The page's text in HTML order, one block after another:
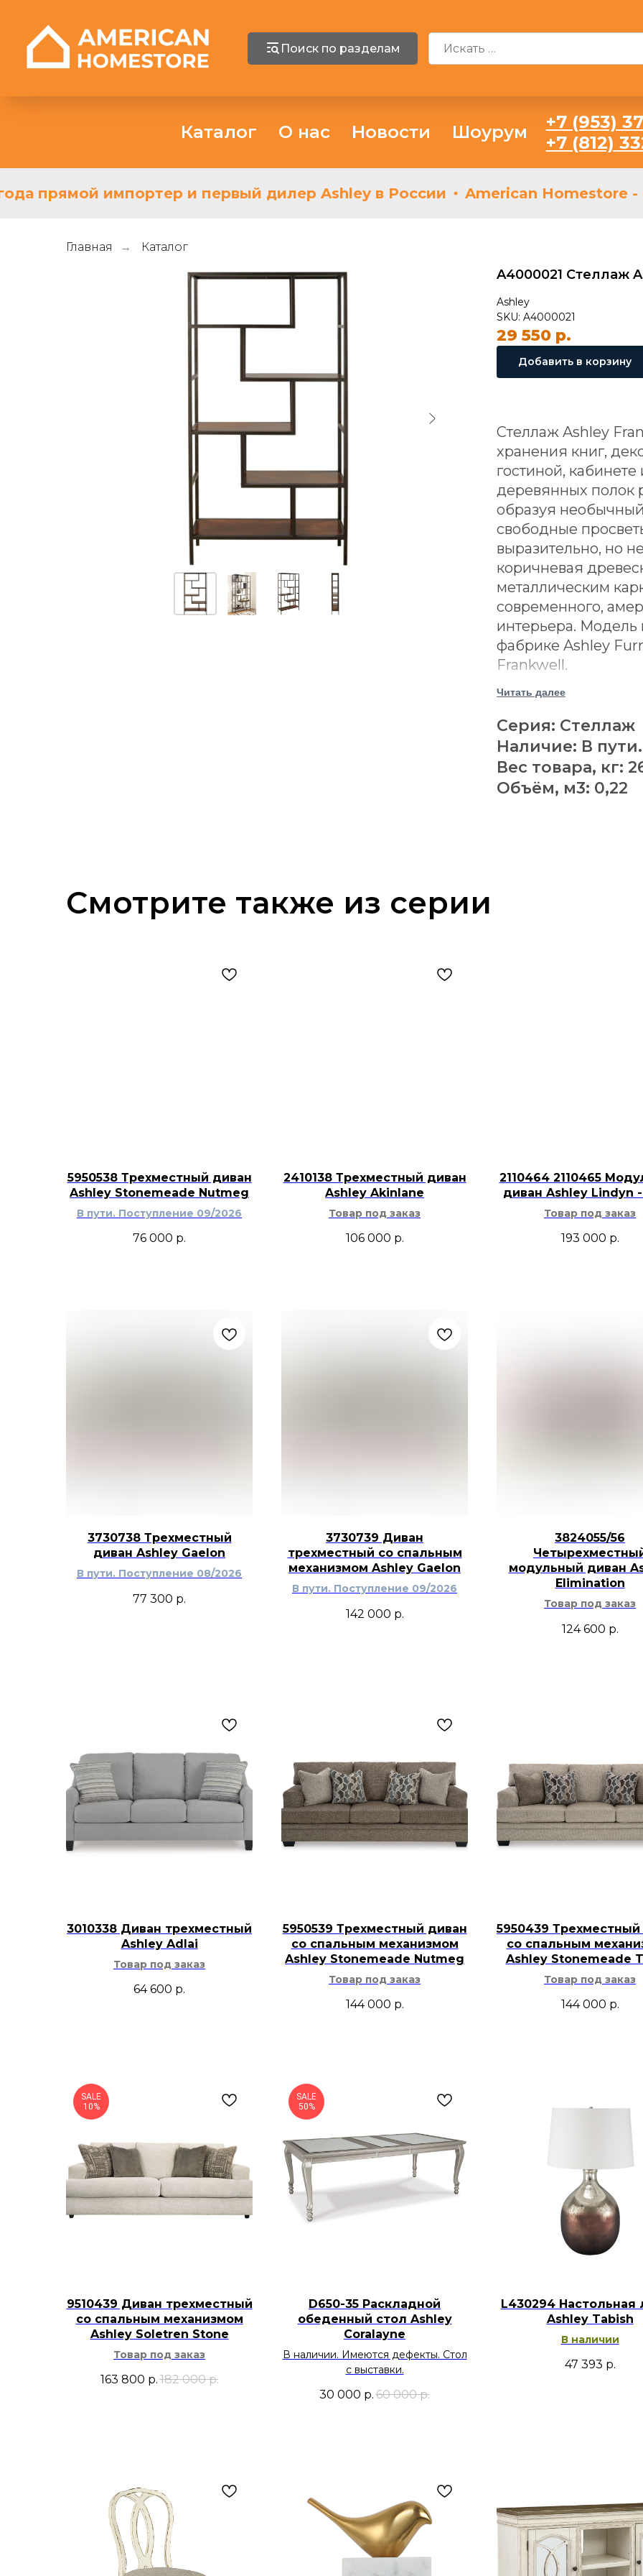
Поиск по разделам
Каталог О нас Новости Шоурум
+7 (953)
+7 (812)
прямой импортер и первый дилер Ashley в России American Homestore -
Главная → Каталог
A4000021 Стеллаж
Ashley
SKU: A4000021
29 550 р.
Добавить в корзину
Стеллаж Ashley
хранения книг,
гостиной,
деревянных полок
образуя
свободные
выразительно, но
коричневая
металлическим
современного,
интерьера. Модель
фабрике Ashley
Frankwell.
Полки
древесины.
Несущий
отделкой.
Пять
разными углами.
Модель требует
Для ухода
открытый стеллаж
интерьер,
элементами
дерева и чёрного
Читать далее
Серия: Стеллаж
Наличие: В
Вес товара, кг:
Объём, м3: 0,22
Смотрите также из серии
5950538 Трехместный диван
Ashley Stonemeade Nutmeg
В пути. Поступление 09/2026
76 000 р.
2410138 Трехместный диван
Ashley Akinlane
Товар под заказ
106 000 р.
2110464 2110465
диван Ashley Lindyn
Товар под заказ
193 000 р.
3730738 Трехместный
диван Ashley Gaelon
В пути. Поступление 08/2026
77 300 р.
3730739 Диван
трехместный со спальным
механизмом Ashley Gaelon
В пути. Поступление 09/2026
142 000 р.
3824055/56
модульный диван
Elimination
Товар под заказ
124 600 р.
3010338 Диван трехместный
Ashley Adlai
Товар под заказ
64 600 р.
5950539 Трехместный диван
со спальным механизмом
Ashley Stonemeade Nutmeg
Товар под заказ
144 000 р.
5950439 Трехместный
со спальным
Ashley Stonemeade
Товар под заказ
144 000 р.
SALE
10%
9510439 Диван трехместный
со спальным механизмом
Ashley Soletren Stone
Товар под заказ
163 800 р.182 000 р.
SALE
50%
D650-35 Раскладной
обеденный стол Ashley
Coralayne
В наличии. Имеются дефекты. Стол
с выставки.
30 000 р. 60 000 р.
L430294 Настольная
Ashley Tabish
В наличии
47 393 р.